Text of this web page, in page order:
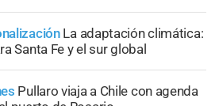
La adaptación climática:
Santa Fe y el sur global
Pullaro viaja a Chile con agenda